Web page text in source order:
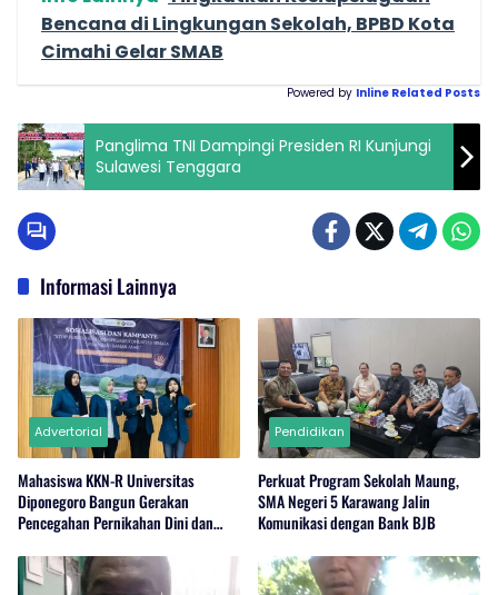
Bencana di Lingkungan Sekolah, BPBD Kota
Cimahi Gelar SMAB
Powered by Inline Related Posts
Panglima TNI Dampingi Presiden RI Kunjungi
Sulawesi Tenggara
Informasi Lainnya
Advertorial
Mahasiswa KKN-R Universitas
Diponegoro Bangun Gerakan
Pencegahan Pernikahan Dini dan
Pendidikan
Perkuat Program Sekolah Maung,
SMA Negeri 5 Karawang Jalin
Komunikasi dengan Bank BJB